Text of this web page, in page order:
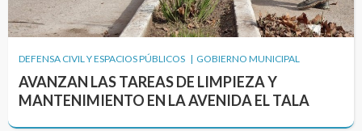
DEFENSA CIVIL Y ESPACIOS PÚBLICOS | GOBIERNO MUNICIPAL
AVANZAN LAS TAREAS DE LIMPIEZA Y
MANTENIMIENTO EN LA AVENIDA EL TALA